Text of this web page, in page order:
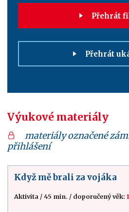
Přehrát
Přehrát
Výukové materiály
materiály označené
přihlášení
Když mě brali za vojáka
Aktivita / 45 min. / doporučený věk: